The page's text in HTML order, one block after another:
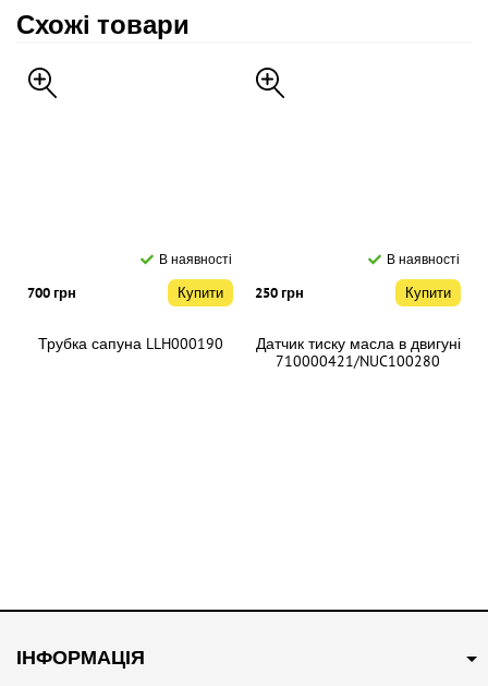
Схожі товари
В наявності
700 грн Купити
Трубка сапуна LLH000190
В наявності
250 грн Купити
Датчик тиску масла в двигуні
710000421/NUC100280
350 грн Купити
Трійник системи
400 грн Купити
ІНФОРМАЦІЯ